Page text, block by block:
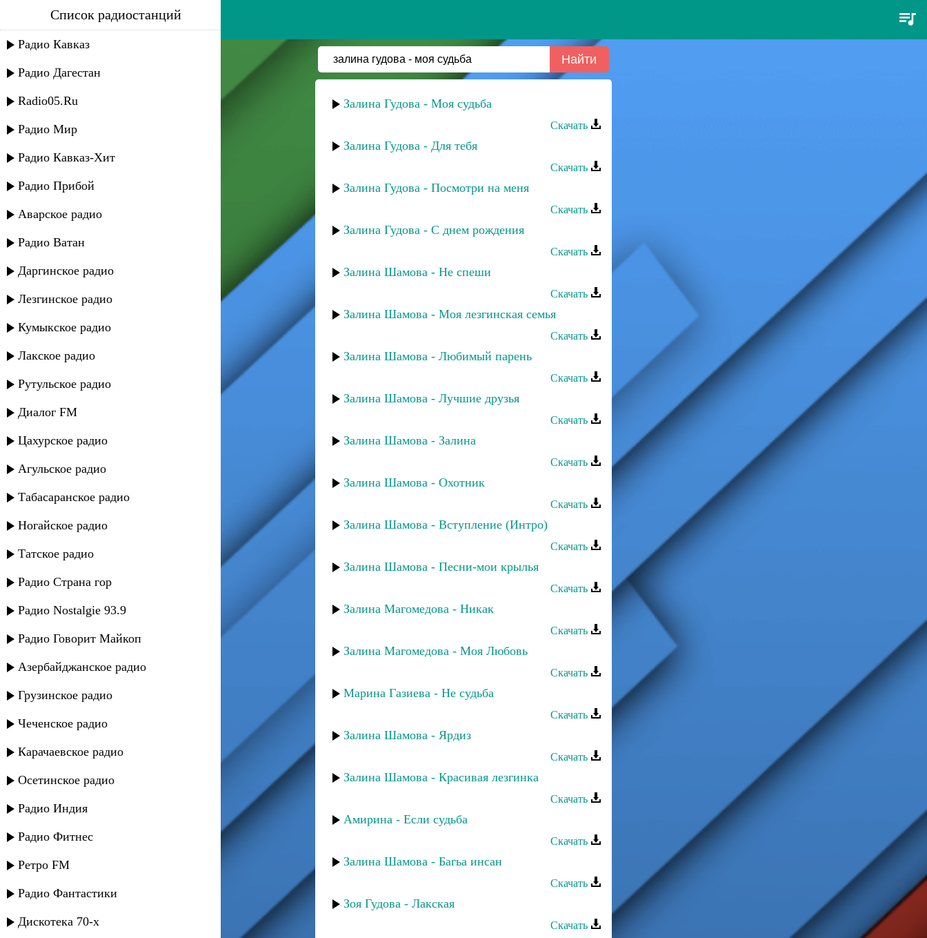
залина гудова - моя судьба
Список радиостанций
Радио Кавказ
Радио Дагестан
Radio05.Ru
Радио Мир
Радио Кавказ-Хит
Радио Прибой
Аварское радио
Радио Ватан
Даргинское радио
Лезгинское радио
Кумыкское радио
Лакское радио
Рутульское радио
Диалог FM
Цахурское радио
Агульское радио
Табасаранское радио
Ногайское радио
Татское радио
Радио Страна гор
Радио Nostalgie 93.9
Радио Говорит Майкоп
Азербайджанское радио
Грузинское радио
Чеченское радио
Карачаевское радио
Осетинское радио
Радио Индия
Радио Фитнес
Ретро FM
Радио Фантастики
Дискотека 70-х
Залина Гудова - Моя судьба
Скачать
Залина Гудова - Для тебя
Скачать
Залина Гудова - Посмотри на меня
Скачать
Залина Гудова - С днем рождения
Скачать
Залина Шамова - Не спеши
Скачать
Залина Шамова - Моя лезгинская семья
Скачать
Залина Шамова - Любимый парень
Скачать
Залина Шамова - Лучшие друзья
Скачать
Залина Шамова - Залина
Скачать
Залина Шамова - Охотник
Скачать
Залина Шамова - Вступление (Интро)
Скачать
Залина Шамова - Песни-мои крылья
Скачать
Залина Магомедова - Никак
Скачать
Залина Магомедова - Моя Любовь
Скачать
Марина Газиева - Не судьба
Скачать
Залина Шамова - Ярдиз
Скачать
Залина Шамова - Красивая лезгинка
Скачать
Амирина - Если судьба
Скачать
Залина Шамова - Багьа инсан
Скачать
Зоя Гудова - Лакская
Скачать